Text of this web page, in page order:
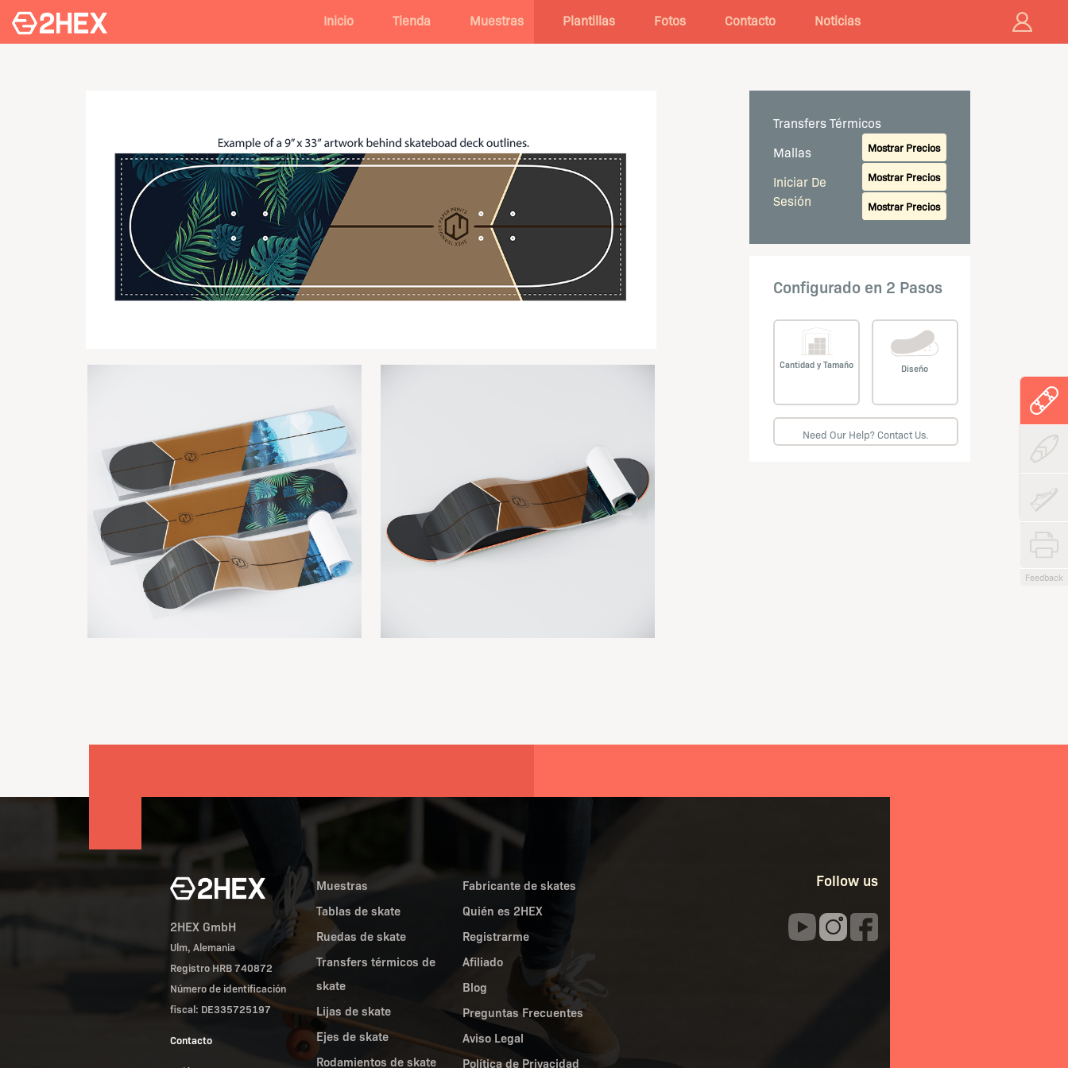
Feedback
Inicio Tienda Muestras Plantillas Fotos Contacto Noticias
Transfers Térmicos
Mostrar Precios
Mallas
Mostrar Precios
Iniciar De
Sesión
Mostrar Precios
Configurado en 2 Pasos
Cantidad y Tamaño Diseño
Need Our Help? Contact Us.
2HEX GmbH
Ulm, Alemania
Registro HRB 740872
Número de identificación
fiscal: DE335725197
Contacto
Muestras
Tablas de skate
Ruedas de skate
Transfers térmicos de
skate
Lijas de skate
Ejes de skate
Rodamientos de skate
Fabricante de skates
Quién es 2HEX
Registrarme
Afiliado
Blog
Preguntas Frecuentes
Aviso Legal
Política de Privacidad
Follow us